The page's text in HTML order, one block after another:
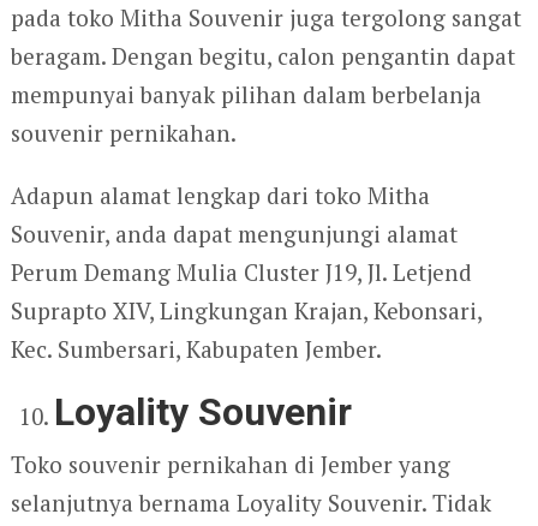
pada toko Mitha Souvenir juga tergolong sangat
beragam. Dengan begitu, calon pengantin dapat
mempunyai banyak pilihan dalam berbelanja
souvenir pernikahan.
Adapun alamat lengkap dari toko Mitha
Souvenir, anda dapat mengunjungi alamat
Perum Demang Mulia Cluster J19, Jl. Letjend
Suprapto XIV, Lingkungan Krajan, Kebonsari,
Kec. Sumbersari, Kabupaten Jember.
Loyality Souvenir
Toko souvenir pernikahan di Jember yang
selanjutnya bernama Loyality Souvenir. Tidak